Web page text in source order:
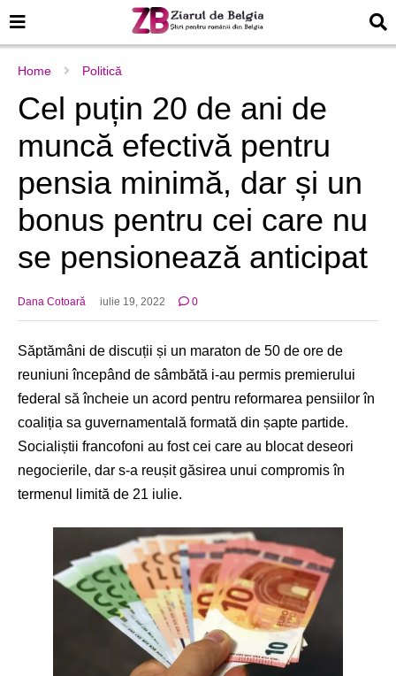
Home Politică
Cel puțin 20 de ani de
muncă efectivă pentru
pensia minimă, dar și un
bonus pentru cei care nu
se pensionează anticipat
Dana Cotoară iulie 19, 2022 0
Săptămâni de discuții și un maraton de 50 de ore de
reuniuni începând de sâmbătă i-au permis premierului
federal să încheie un acord pentru reformarea pensiilor în
coaliția sa guvernamentală formată din șapte partide.
Socialiștii francofoni au fost cei care au blocat deseori
negocierile, dar s-a reușit găsirea unui compromis în
termenul limită de 21 iulie.